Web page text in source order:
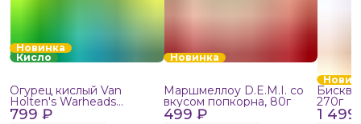
Новинка
Кисло
799 ₽
Огурец кислый Van
Holten's Warheads
Extreme Sour, 140г
Новинка
499 ₽
Маршмеллоу D.E.M.I. со
вкусом попкорна, 80г
1
270г